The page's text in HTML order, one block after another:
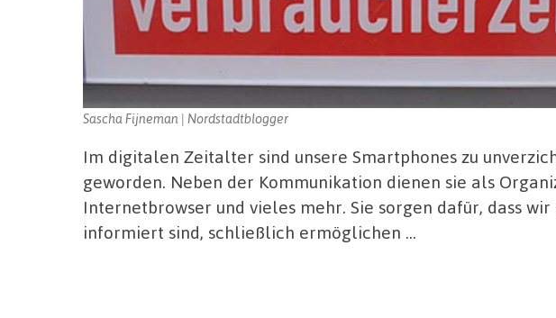
Sascha Fijneman | Nordstadtblogger
Im digitalen Zeitalter sind unsere Smartphones zu
geworden. Neben der Kommunikation dienen sie als
Internetbrowser und vieles mehr. Sie sorgen dafür, dass
informiert sind, schließlich ermöglichen …